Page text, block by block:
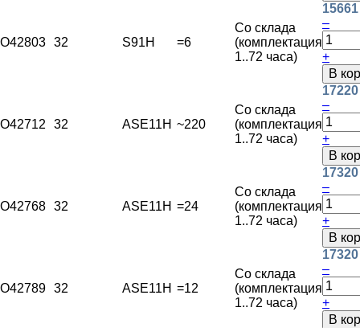
O42803 32 S91H =6
Со склада
(комплектация
1..72 часа)
–
+
В
O42712 32 ASE11H ~220
Со склада
(комплектация
1..72 часа)
–
+
В
O42768 32 ASE11H =24
Со склада
(комплектация
1..72 часа)
–
+
В
O42789 32 ASE11H =12
Со склада
(комплектация
1..72 часа)
–
+
В